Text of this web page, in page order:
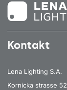
Kontakt
Lena Lighting S.A.
Kornicka strasse 52